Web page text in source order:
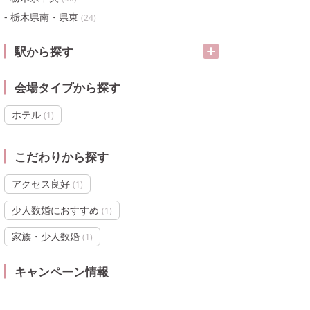
栃木県南・県東 (24)
駅から探す
会場タイプから探す
ホテル (1)
こだわりから探す
アクセス良好 (1)
少人数婚におすすめ (1)
家族・少人数婚 (1)
キャンペーン情報